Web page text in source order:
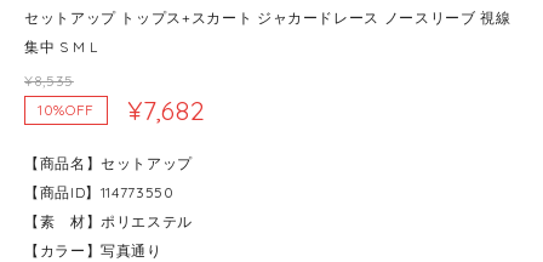
セットアップ トップス+スカート ジャカードレース ノースリーブ 視線
集中 S M L
¥8,535
10%OFF
¥7,682
【商品名】セットアップ
【商品ID】114773550
【素 材】ポリエステル
【カラー】写真通り